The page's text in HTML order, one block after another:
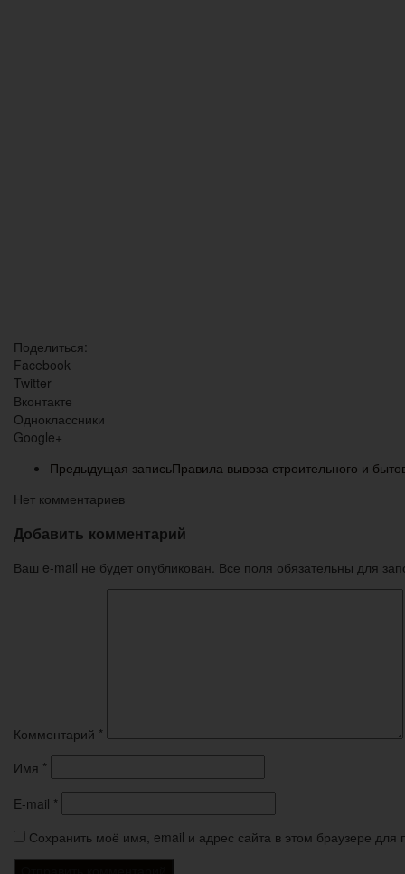
Поделиться:
Facebook
Twitter
Вконтакте
Одноклассники
Google+
Предыдущая записьПравила вывоза строительного и
Нет комментариев
Добавить комментарий
Ваш e-mail не будет опубликован. Все поля обязательны для
Комментарий *
Имя *
E-mail *
Сохранить моё имя, email и адрес сайта в этом браузере